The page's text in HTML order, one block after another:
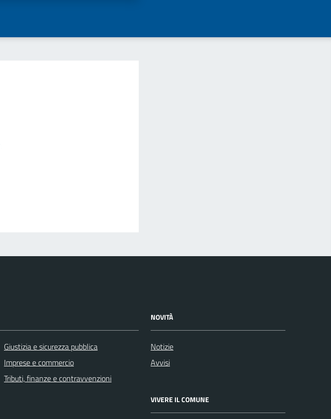
Giustizia e sicurezza pubblica
Imprese e commercio
Tributi, finanze e contravvenzioni
NOVITÀ
Notizie
Avvisi
VIVERE IL COMUNE